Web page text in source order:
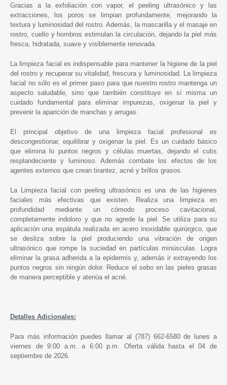
Gracias a la exfoliación con vapor, el peeling ultrasónico y las
extracciones, los poros se limpian profundamente, mejorando la
textura y luminosidad del rostro. Además, la mascarilla y el masaje en
rostro, cuello y hombros estimulan la circulación, dejando la piel más
fresca, hidratada, suave y visiblemente renovada.
La limpieza facial es indispensable para mantener la higiene de la piel
del rostro y recuperar su vitalidad, frescura y luminosidad. La limpieza
facial no sólo es el primer paso para que nuestro rostro mantenga un
aspecto saludable, sino que también constituye en sí misma un
cuidado fundamental para eliminar impurezas, oxigenar la piel y
prevenir la aparición de manchas y arrugas.
El principal objetivo de una limpieza facial profesional es
descongestionar, equilibrar y oxigenar la piel. Es un cuidado básico
que elimina lo puntos negros y células muertas, dejando el cutis
resplandeciente y luminoso. Además combate los efectos de los
agentes externos que crean tirantez, acné y brillos grasos.
La Limpieza facial con peeling ultrasónico es una de las higienes
faciales más efectivas que existen. Realiza una limpieza en
profundidad mediante un cómodo proceso cavitacional,
completamente indoloro y que no agrede la piel. Se utiliza para su
aplicación una espátula realizada en acero inoxidable quirúrgico, que
se desliza sobre la piel produciendo una vibración de origen
ultrasónico que rompe la suciedad en partículas minúsculas. Logra
eliminar la grasa adherida a la epidermis y, además ir extrayendo los
puntos negros sin ningún dolor. Reduce el sebo en las pieles grasas
de manera perceptible y atenúa el acné.
Detalles Adicionales:
Para más información puedes llamar al (787) 662-6580 de lunes a
viernes de 9:00 a.m. a 6:00 p.m. Oferta válida hasta el 04 de
septiembre de 2026.